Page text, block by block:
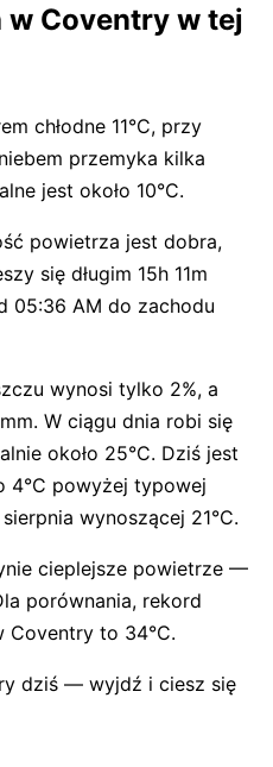
w Coventry w tej
chłodne 11°C, przy
przemyka kilka
jest około 10°C.
powietrza jest dobra,
się długim 15h 11m
05:36 AM do zachodu
wynosi tylko 2%, a
W ciągu dnia robi się
około 25°C. Dziś jest
4°C powyżej typowej
wynoszącej 21°C.
cieplejsze powietrze —
porównania, rekord
to 34°C.
dziś — wyjdź i ciesz się